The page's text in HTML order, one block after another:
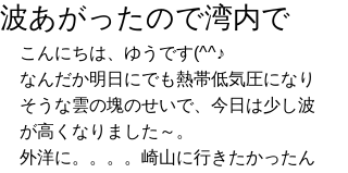
波あがったので湾内で
こんにちは、ゆうです(^^♪
なんだか明日にでも熱帯低気圧になり
そうな雲の塊のせいで、今日は少し波
が高くなりました～。
外洋に。。。。崎山に行きたかったん